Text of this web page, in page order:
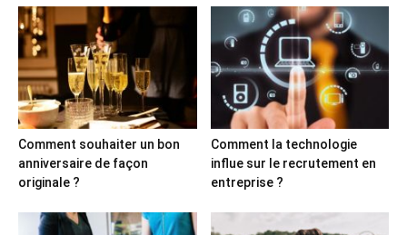
Comment souhaiter un bon
anniversaire de façon
originale ?
Comment la technologie
influe sur le recrutement en
entreprise ?